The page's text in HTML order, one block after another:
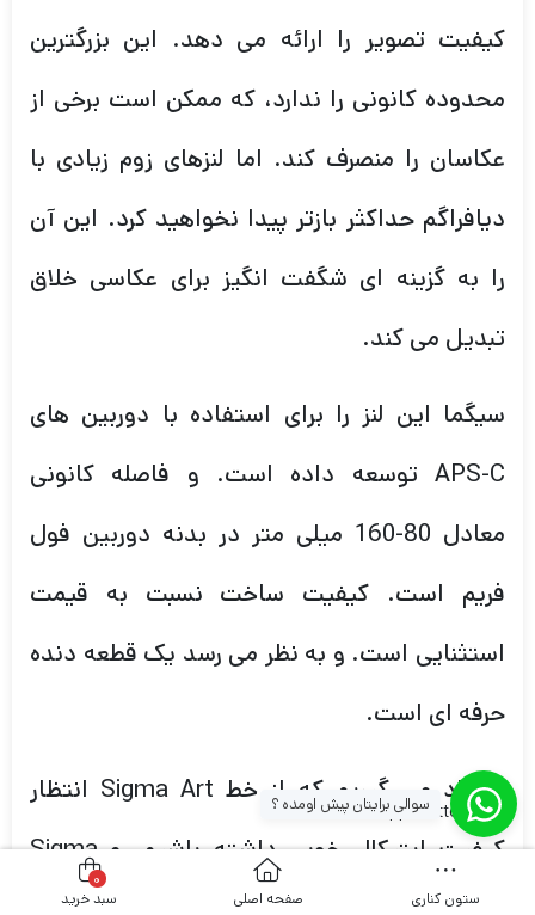
کیفیت تصویر را ارائه می دهد. این بزرگترین
محدوده کانونی را ندارد، که ممکن است برخی از
عکاسان را منصرف کند. اما لنزهای زوم زیادی با
دیافراگم حداکثر بازتر پیدا نخواهید کرد. این آن
را به گزینه ای شگفت انگیز برای عکاسی خلاق
تبدیل می کند.
سیگما این لنز را برای استفاده با دوربین های
APS-C توسعه داده است. و فاصله کانونی
معادل 80-160 میلی متر در بدنه دوربین فول
فریم است. کیفیت ساخت نسبت به قیمت
استثنایی است. و به نظر می رسد یک قطعه دنده
حرفه ای است.
ما یاد می گیریم که از خط Sigma Art انتظار
کیفیت اپتیکال خوبی داشته باشیم. و Sigma
[whatsapp_buttons] سوالی برایتان پیش اومده ؟
ستون کناری صفحه اصلی
0
سبد خرید